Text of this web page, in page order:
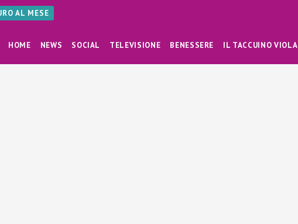
AL MESE
HOME NEWS SOCIAL TELEVISIONE BENESSERE IL TACCUINO VIOLA